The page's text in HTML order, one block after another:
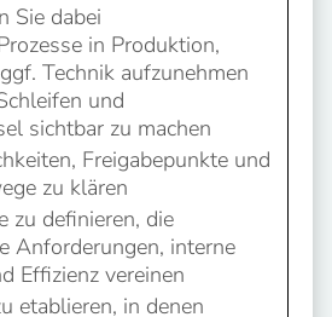
Sie dabei
in Produktion,
Technik aufzunehmen
und
sichtbar zu machen
Freigabepunkte und
zu klären
zu definieren, die
Anforderungen, interne
Effizienz vereinen
etablieren, in denen